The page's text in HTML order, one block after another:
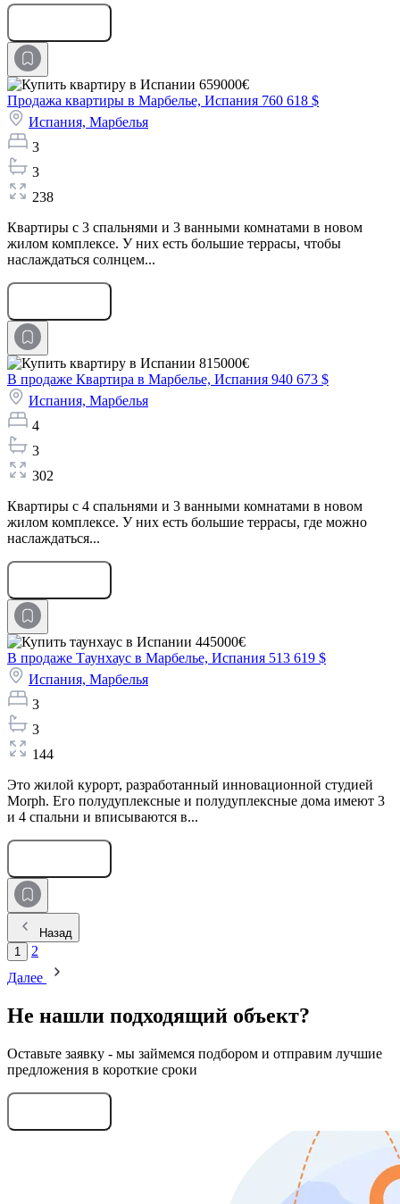
Продажа квартиры в Марбелье, Испания 760 618 $
Испания, Марбелья
3
3
238
Квартиры с 3 спальнями и 3 ванными комнатами в новом
жилом комплексе. У них есть большие террасы, чтобы
наслаждаться солнцем...
В продаже Квартира в Марбелье, Испания 940 673 $
Испания, Марбелья
4
3
302
Квартиры с 4 спальнями и 3 ванными комнатами в новом
жилом комплексе. У них есть большие террасы, где можно
наслаждаться...
В продаже Таунхаус в Марбелье, Испания 513 619 $
Испания, Марбелья
3
3
144
Это жилой курорт, разработанный инновационной студией
Morph. Его полудуплексные и полудуплексные дома имеют 3
и 4 спальни и вписываются в...
Назад
1
2
Далее
Не нашли подходящий объект?
Оставьте заявку - мы займемся подбором и отправим лучшие
предложения в короткие сроки